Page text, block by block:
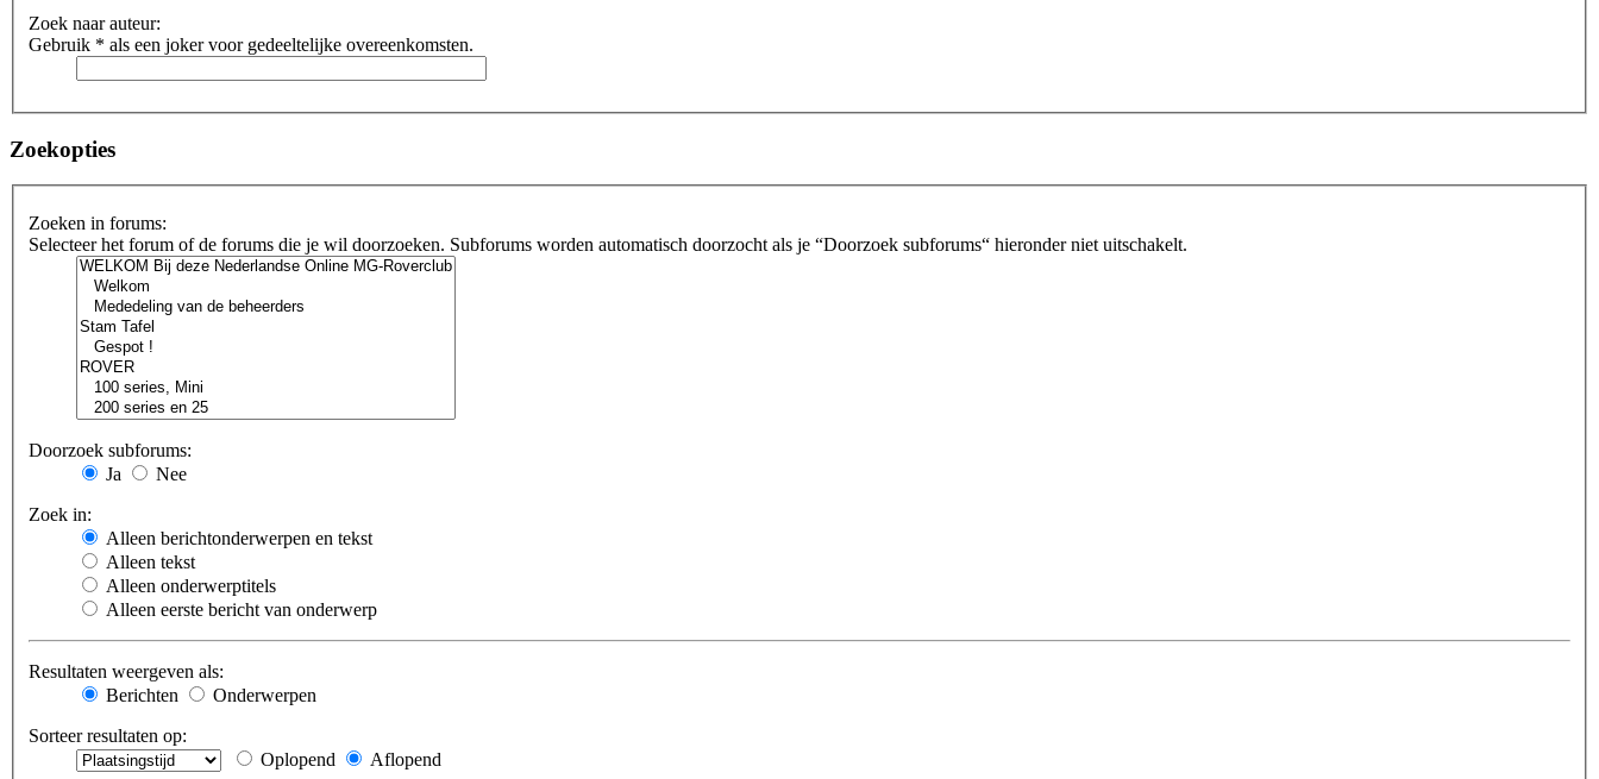
Zoek naar auteur:
Gebruik * als een joker voor gedeeltelijke overeenkomsten.
Zoekopties
Zoeken in forums:
Selecteer het forum of de forums die je wil doorzoeken. Subforums worden automatisch doorzocht als je “Doorzoek subforums“ hieronder niet uitschakelt.
Doorzoek subforums:
Ja
Nee
Zoek in:
Alleen berichtonderwerpen en tekst
Alleen tekst
Alleen onderwerptitels
Alleen eerste bericht van onderwerp
Resultaten weergeven als:
Berichten
Onderwerpen
Sorteer resultaten op:
Oplopend
Aflopend